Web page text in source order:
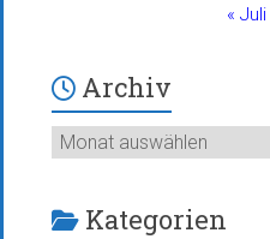
« Juli
Archiv
Archiv
Kategorien